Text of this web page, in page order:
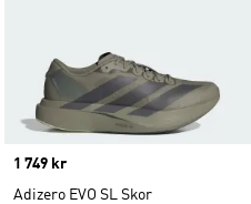
Price
1 749 kr
Adizero EVO SL Skor